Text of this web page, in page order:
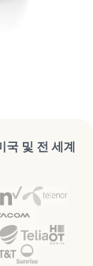
국 및 전 세계